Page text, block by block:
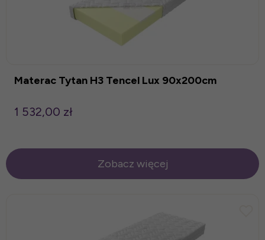
Materac Tytan H3 Tencel Lux 90x200cm
1 532,00 zł
Zobacz więcej